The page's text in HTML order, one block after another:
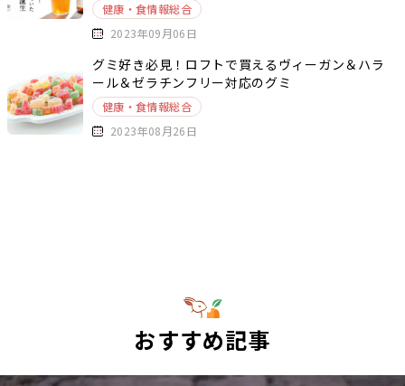
健康・食情報総合
2023年09月06日
グミ好き必見！ロフトで買えるヴィーガン＆ハラ
ール＆ゼラチンフリー対応のグミ
健康・食情報総合
2023年08月26日
おすすめ記事